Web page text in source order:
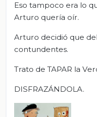
Eso tampoco era lo
Arturo quería oír.
Arturo decidió que
contundentes.
Trato de TAPAR la
DISFRAZÁNDOLA.